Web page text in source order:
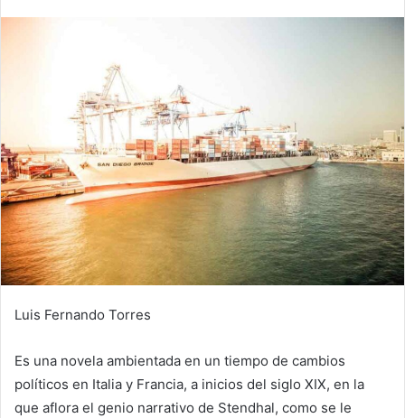
Luis Fernando Torres
Es una novela ambientada en un tiempo de cambios
políticos en Italia y Francia, a inicios del siglo XIX, en la
que aflora el genio narrativo de Stendhal, como se le